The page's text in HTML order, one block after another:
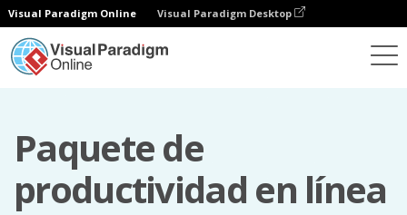
Visual Paradigm Online Visual Paradigm Desktop
Paquete de
productividad en línea